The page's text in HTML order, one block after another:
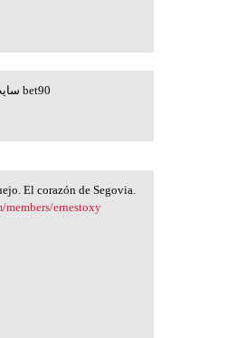
Friend, this web site might be fabolous, i just like it. سایت پیش بینی فوتبال بدون فیلتر bet90
El corazón de Segovia.
ernestoxy